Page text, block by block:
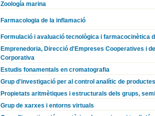
Zoología marina
Farmacologia de la inflamació
Formulació i avaluació tecnològica i farmacocinètica
Emprenedoria, Direcció d'Empreses Cooperatives i
Corporativa
Estudis fonamentals en cromatografia
Grup d'investigació per al control analític de
Propietats aritmètiques i estructurals dels grups,
Grup de xarxes i entorns virtuals